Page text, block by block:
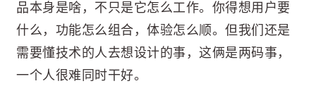
品本身是啥，不只是它怎么工作。你得想用户要
什么，功能怎么组合，体验怎么顺。但我们还是
需要懂技术的人去想设计的事，这俩是两码事，
一个人很难同时干好。